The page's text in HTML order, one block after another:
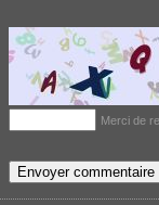
Merci de